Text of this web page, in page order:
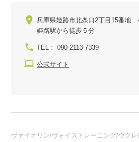
兵庫県姫路市北条口2丁目15番地
姫路駅から徒歩５分
TEL： 090-2113-7339
公式サイト
ヴァイオリン/ヴォイストレーニング/ウク